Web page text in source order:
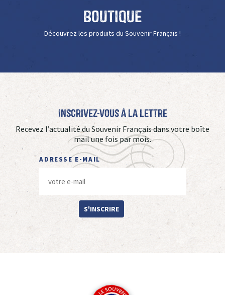
Boutique
Découvrez les produits du Souvenir Français !
Inscrivez-vous à La Lettre
Recevez l’actualité du Souvenir Français dans votre boîte
mail une fois par mois.
ADRESSE E-MAIL
S'INSCRIRE